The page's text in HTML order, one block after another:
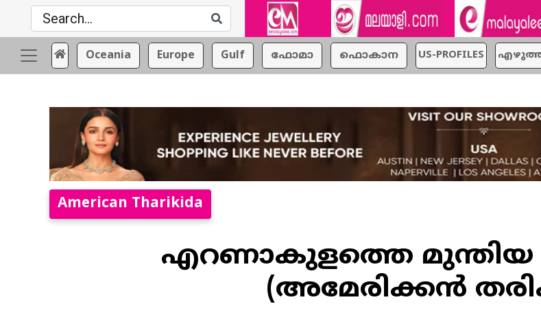
Oceania Europe Gulf ഫോമാ ഫൊകാന US-PROFILES
American Tharikida
എറണാകുളത്തെ മുന്തിയ
(അമേരിക്കൻ